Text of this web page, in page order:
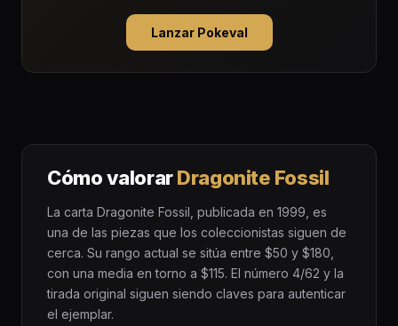
Lanzar Pokeval
Cómo valorarDragonite Fossil
La carta Dragonite Fossil, publicada en 1999, es
una de las piezas que los coleccionistas siguen de
cerca. Su rango actual se sitúa entre $50 y $180,
con una media en torno a $115. El número 4/62 y la
tirada original siguen siendo claves para autenticar
el ejemplar.